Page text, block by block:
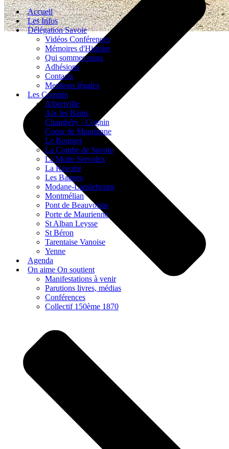
Accueil
Les Infos
Délégation Savoie
Vidéos Conférences
Mémoires d'Histoire
Qui sommes-nous
Adhésions
Contacts
Mentions légales
Les Comités
Albertville
Aix les Bains
Chambéry - Cognin
Coeur de Maurienne
Le Bourget
La Combe de Savoie
La Motte Servolex
La Ravoire
Les Bauges
Modane-Lanslebourg
Montmélian
Pont de Beauvoisin
Porte de Maurienne
St Alban Leysse
St Béron
Tarentaise Vanoise
Yenne
Agenda
On aime On soutient
Manifestations à venir
Parutions livres, médias
Conférences
Collectif 150ème 1870